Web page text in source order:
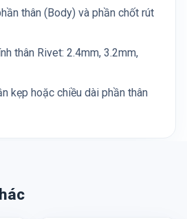
thân (Body) và phần chốt rút
thân Rivet: 2.4mm, 3.2mm,
kẹp hoặc chiều dài phần thân